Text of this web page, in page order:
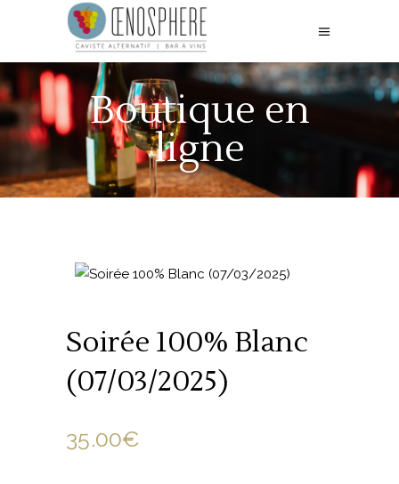
Boutique en
ligne
Soirée 100% Blanc
(07/03/2025)
35.00€